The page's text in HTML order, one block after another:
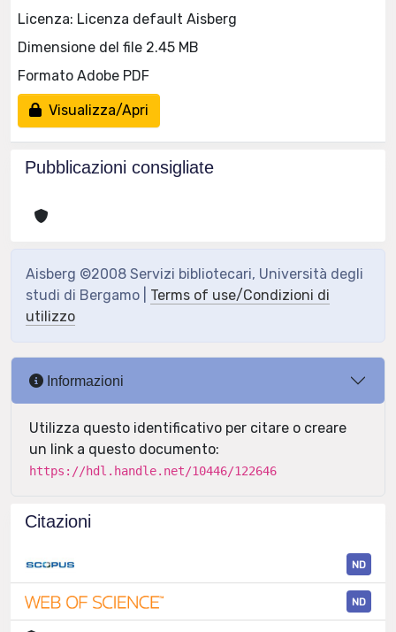
Licenza: Licenza default Aisberg
Dimensione del file 2.45 MB
Formato Adobe PDF
Visualizza/Apri
Pubblicazioni consigliate
Aisberg ©2008 Servizi bibliotecari, Università degli
studi di Bergamo | Terms of use/Condizioni di
utilizzo
Informazioni
Utilizza questo identificativo per citare o creare
un link a questo documento:
https://hdl.handle.net/10446/122646
Citazioni
ND
ND